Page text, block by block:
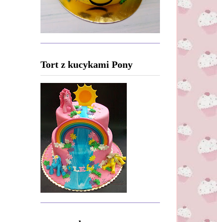
Tort z kucykami Pony